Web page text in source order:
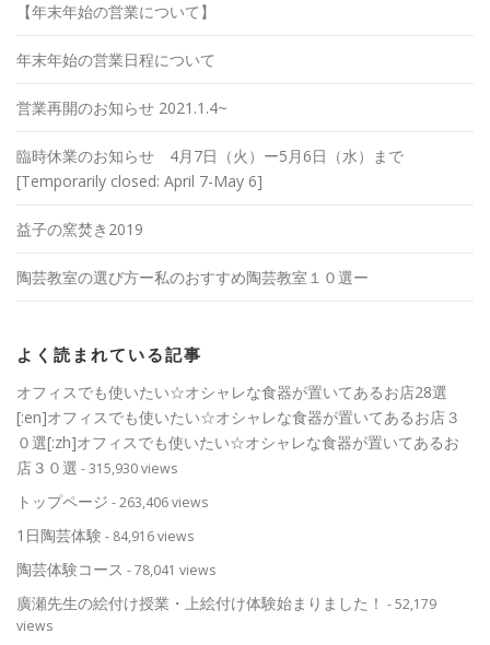
【年末年始の営業について】
年末年始の営業日程について
営業再開のお知らせ 2021.1.4~
臨時休業のお知らせ 4月7日（火）ー5月6日（水）まで
[Temporarily closed: April 7-May 6]
益子の窯焚き2019
陶芸教室の選び方ー私のおすすめ陶芸教室１０選ー
よく読まれている記事
オフィスでも使いたい☆オシャレな食器が置いてあるお店28選
[:en]オフィスでも使いたい☆オシャレな食器が置いてあるお店３
０選[:zh]オフィスでも使いたい☆オシャレな食器が置いてあるお
店３０選 - 315,930 views
トップページ - 263,406 views
1日陶芸体験 - 84,916 views
陶芸体験コース - 78,041 views
廣瀬先生の絵付け授業・上絵付け体験始まりました！ - 52,179
views